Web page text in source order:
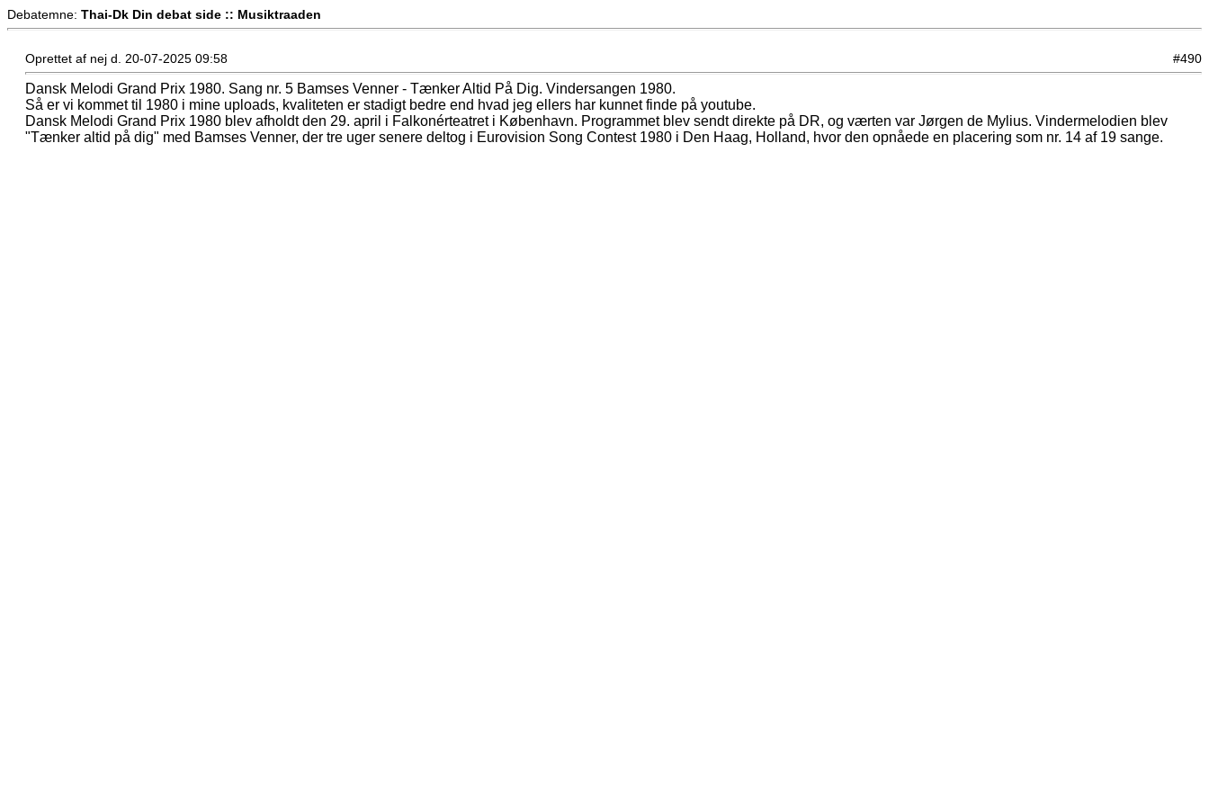
Debatemne: Thai-Dk Din debat side :: Musiktraaden
Oprettet af nej d. 20-07-2025 09:58 #490
Dansk Melodi Grand Prix 1980. Sang nr. 5 Bamses Venner - Tænker Altid På Dig. Vindersangen 1980.
Så er vi kommet til 1980 i mine uploads, kvaliteten er stadigt bedre end hvad jeg ellers har kunnet finde på youtube.
Dansk Melodi Grand Prix 1980 blev afholdt den 29. april i Falkonérteatret i København. Programmet blev sendt direkte på DR, og værten var Jørgen de Mylius. Vindermelodien blev
"Tænker altid på dig" med Bamses Venner, der tre uger senere deltog i Eurovision Song Contest 1980 i Den Haag, Holland, hvor den opnåede en placering som nr. 14 af 19 sange.